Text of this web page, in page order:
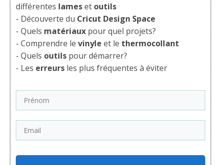
différentes lameset outils
- Découverte du Cricut Design Space
- Quels matériaux pour quel projets?
- Comprendre le vinyle et le thermocollant
- Quels outils pour démarrer?
- Les erreurs les plus fréquentes à éviter